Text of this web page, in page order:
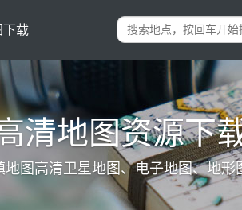
下载
清地图资源下
图高清卫星地图、电子地图、地形